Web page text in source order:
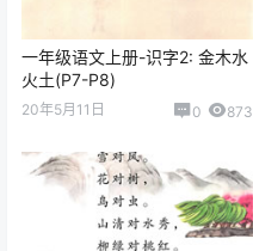
一年级语文上册-识字2: 金木水
火土(P7-P8)
20年5月11日 0 873